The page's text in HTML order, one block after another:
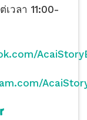
วลา 11:00-